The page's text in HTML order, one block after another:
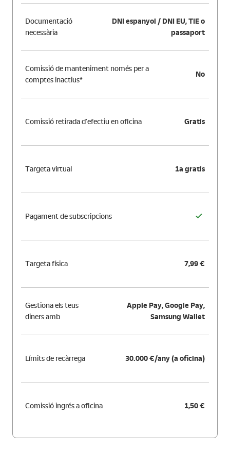
Documentació
necessària
DNI espanyol / DNI EU, TIE o
passaport
Comissió de manteniment només per a
comptes inactius*
No
Comissió retirada d’efectiu en oficina Gratis
Targeta virtual 1a gratis
Pagament de subscripcions
Targeta física 7,99 €
Gestiona els teus
diners amb
Apple Pay, Google Pay,
Samsung Wallet
Límits de recàrrega 30.000 €/any (a oficina)
Comissió ingrés a oficina 1,50 €